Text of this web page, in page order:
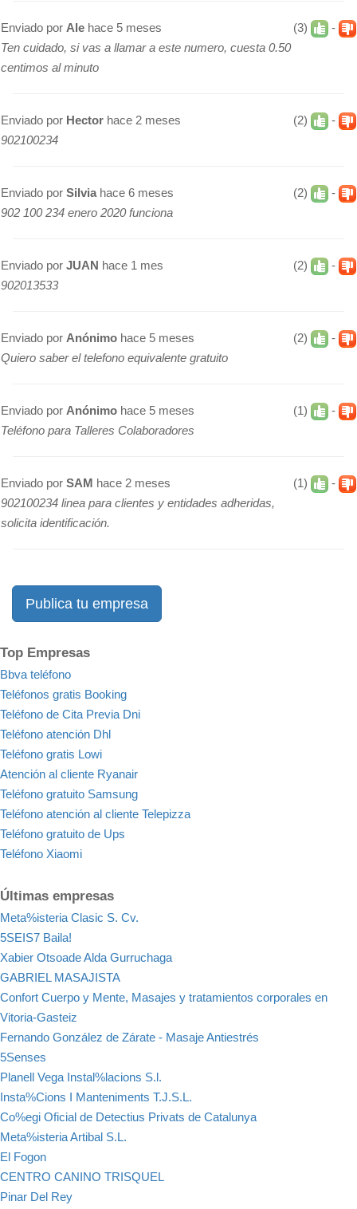
(3) -
Enviado por Ale hace 5 meses
Ten cuidado, si vas a llamar a este numero, cuesta 0.50
centimos al minuto
(2) -
Enviado por Hector hace 2 meses
902100234
(2) -
Enviado por Silviahace 6 meses
902 100 234 enero 2020 funciona
(2) -
Enviado por JUAN hace 1 mes
902013533
(2) -
Enviado por Anónimo hace 5 meses
Quiero saber el telefono equivalente gratuito
(1) -
Enviado por Anónimo hace 5 meses
Teléfono para Talleres Colaboradores
(1) -
Enviado por SAM hace 2 meses
902100234 linea para clientes y entidades adheridas,
solicita identificación.
Publica tu empresa
Top Empresas
Bbva teléfono
Teléfonos gratis Booking
Teléfono de Cita Previa Dni
Teléfono atención Dhl
Teléfono gratis Lowi
Atención al cliente Ryanair
Teléfono gratuito Samsung
Teléfono atención al cliente Telepizza
Teléfono gratuito de Ups
Teléfono Xiaomi
Últimas empresas
Meta%isteria Clasic S. Cv.
5SEIS7 Baila!
Xabier Otsoade Alda Gurruchaga
GABRIEL MASAJISTA
Confort Cuerpo y Mente, Masajes y tratamientos corporales en
Vitoria-Gasteiz
Fernando González de Zárate - Masaje Antiestrés
5Senses
Planell Vega Instal%lacions S.l.
Insta%Cions I Manteniments T.J.S.L.
Co%egi Oficial de Detectius Privats de Catalunya
Meta%isteria Artibal S.L.
El Fogon
CENTRO CANINO TRISQUEL
Pinar Del Rey